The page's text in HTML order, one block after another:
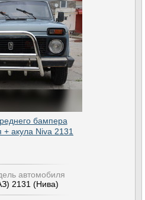
бампера
+ акула Niva 2131
автомобиля
2131 (Нива)